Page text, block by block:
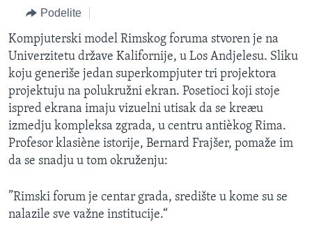
pretragu
GLOBALNE TEME
EKONOMIJA
MEDICINA
KULTURA
DRUŠTVO
SPORT
INTERVJU
IZ AMERIKE
PRATITE NAS
Jezici
Podelite
Kompjuterski model Rimskog foruma stvoren je na
Univerzitetu države Kalifornije, u Los Andjelesu. Sliku
koju generiše jedan superkompjuter tri projektora
projektuju na polukružni ekran. Posetioci koji stoje
ispred ekrana imaju vizuelni utisak da se kreæu
izmedju kompleksa zgrada, u centru antièkog Rima.
Profesor klasiène istorije, Bernard Frajšer, pomaže im
da se snadju u tom okruženju:
”Rimski forum je centar grada, središte u kome su se
nalazile sve važne institucije.“